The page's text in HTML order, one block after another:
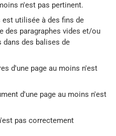
n'est pas pertinent.
est utilisée à des fins de
des paragraphes vides et/ou
des balises de
d'une page au moins n'est
d'une page au moins n'est
pas correctement